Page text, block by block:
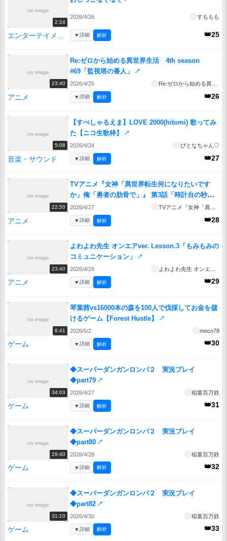
no image
2:24
2026/4/26 すももも
👑25
▼詳細 解析
no image
23:40
Re:ゼロから始める異世界生活 4th season
#69「監視塔の番人」
↗
2026/4/25
アニメ 👑26
▼詳細 解析
no image
5:08
【すぺしゃるえま】LOVE 2000(hitomi) 歌ってみ
た【ニコ生歌枠】
↗
2026/4/24 ぴとなちゃん♡
音楽・サウンド 👑27
▼詳細 解析
no image
22:50
TVアニメ『女神「異世界転生何になりたいです
か」俺「勇者の肋骨で」』 第3話「時計台の秒針
／勇者のレベルアップ通知をする頭の中の声の
人」↗
2026/4/27
アニメ 👑28
▼詳細 解析
no image
23:40
よわよわ先生 オンエアver. Lesson.3「もみもみの
コミュニケーション」
↗
2026/4/29
アニメ 👑29
▼詳細 解析
no image
6:41
琴葉茜vs16000本の森を100人で伐採してお金を儲
けるゲーム【Forest Hustle】
↗
2026/5/2 moco78
ゲーム 👑30
▼詳細 解析
no image
34:03
◆スーパーダンガンロンパ２ 実況プレイ
◆part79 ↗
2026/4/27 稲葉百万鉄
ゲーム 👑31
▼詳細 解析
no image
29:40
◆スーパーダンガンロンパ２ 実況プレイ
◆part80 ↗
2026/4/28 稲葉百万鉄
ゲーム 👑32
▼詳細 解析
no image
31:10
◆スーパーダンガンロンパ２ 実況プレイ
◆part82 ↗
2026/4/30 稲葉百万鉄
ゲーム 👑33
▼詳細 解析